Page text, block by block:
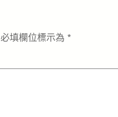
必填欄位標示為 *